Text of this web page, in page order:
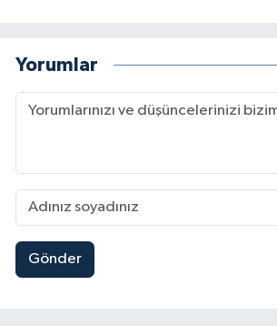
Yorumlar
Gönder